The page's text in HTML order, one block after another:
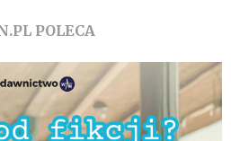
POLECA